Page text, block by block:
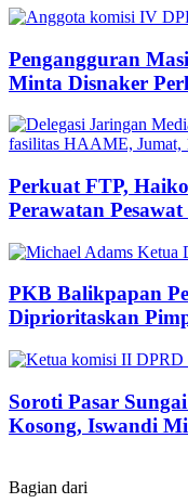
Pengangguran
Minta Disnaker
Perkuat FTP,
Perawatan Pesawat
PKB Balikpapan
Diprioritaskan
Soroti Pasar
Kosong, Iswandi
Bagian dari